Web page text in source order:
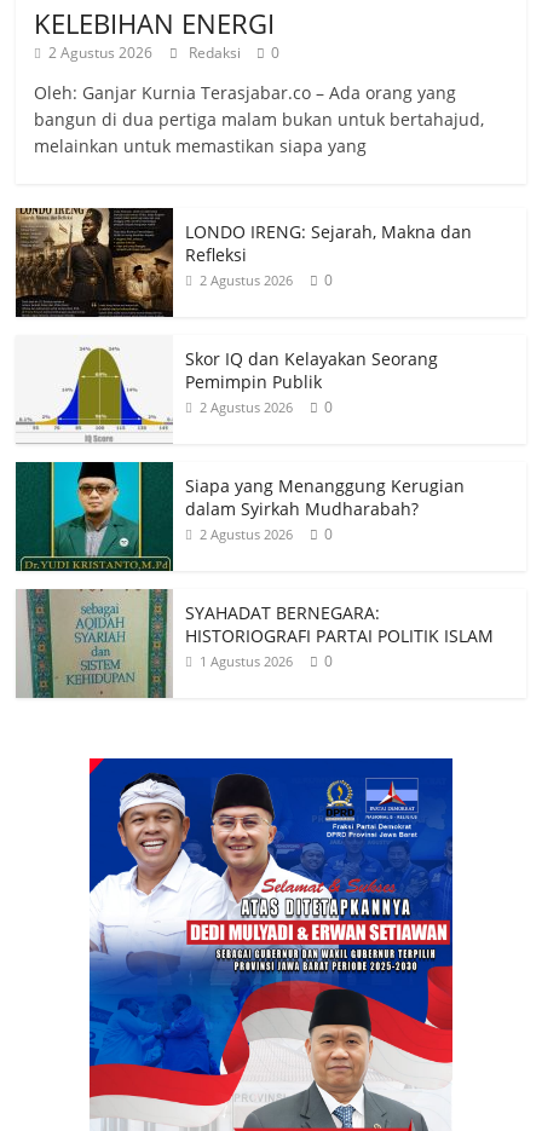
KELEBIHAN ENERGI
2 Agustus 2026 Redaksi 0
Oleh: Ganjar Kurnia Terasjabar.co – Ada orang yang
bangun di dua pertiga malam bukan untuk bertahajud,
melainkan untuk memastikan siapa yang
LONDO IRENG: Sejarah, Makna dan
Refleksi
2 Agustus 2026 0
Skor IQ dan Kelayakan Seorang
Pemimpin Publik
2 Agustus 2026 0
Siapa yang Menanggung Kerugian
dalam Syirkah Mudharabah?
2 Agustus 2026 0
SYAHADAT BERNEGARA:
HISTORIOGRAFI PARTAI POLITIK ISLAM
1 Agustus 2026 0